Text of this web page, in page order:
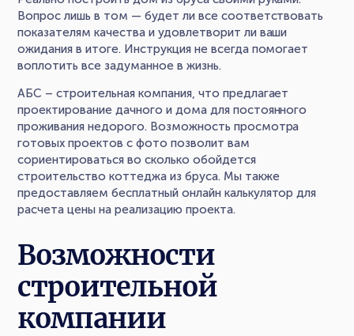
Вопрос лишь в том — будет ли все соответствовать
показателям качества и удовлетворит ли ваши
ожидания в итоге. Инструкция не всегда помогает
воплотить все задуманное в жизнь.
АБС – строительная компания, что предлагает
проектирование дачного и дома для постоянного
проживания недорого. Возможность просмотра
готовых проектов с фото позволит вам
сориентироваться во сколько обойдется
строительство коттеджа из бруса. Мы также
предоставляем бесплатный онлайн калькулятор для
расчета цены на реализацию проекта.
Возможности
строительной
компании